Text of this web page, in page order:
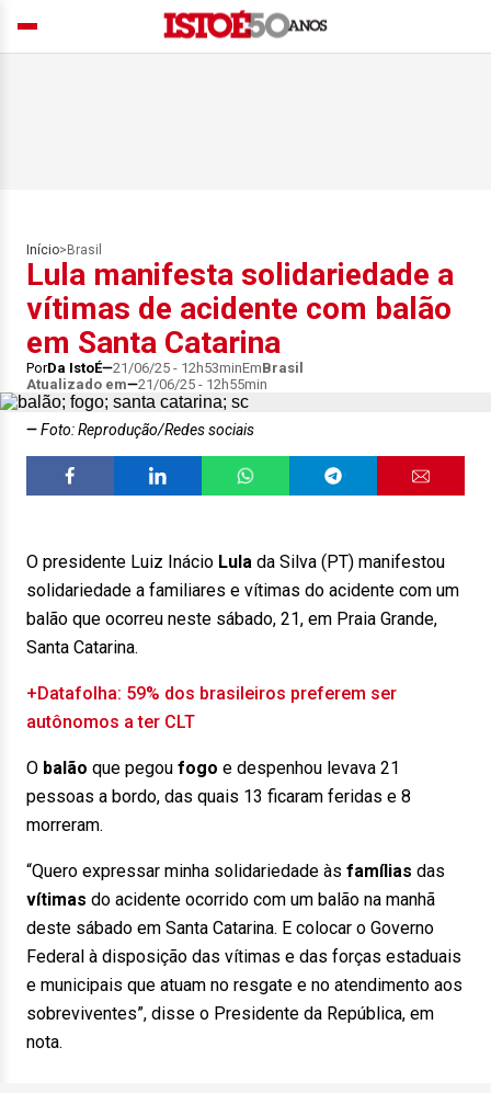
Início> Brasil
Lula manifesta solidariedade a
vítimas de acidente com balão
em Santa Catarina
PorDa IstoÉ 21/06/25 - 12h53minEmBrasil
Atualizado em
21/06/25 - 12h55min
Foto: Reprodução/Redes sociais
O presidente Luiz Inácio Lula da Silva (PT) manifestou
solidariedade a familiares e vítimas do acidente com um
balão que ocorreu neste sábado, 21, em Praia Grande,
Santa Catarina.
+Datafolha: 59% dos brasileiros preferem ser
autônomos a ter CLT
O balão que pegou fogo e despenhou levava 21
pessoas a bordo, das quais 13 ficaram feridas e 8
morreram.
“Quero expressar minha solidariedade às famílias das
vítimas do acidente ocorrido com um balão na manhã
deste sábado em Santa Catarina. E colocar o Governo
Federal à disposição das vítimas e das forças estaduais
e municipais que atuam no resgate e no atendimento aos
sobreviventes”, disse o Presidente da República, em
nota.